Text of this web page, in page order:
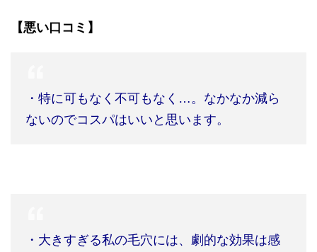
【悪い口コミ】
・特に可もなく不可もなく …。なかなか減ら
ないのでコスパはいいと思います。
・大きすぎる私の毛穴には、劇的な効果は感